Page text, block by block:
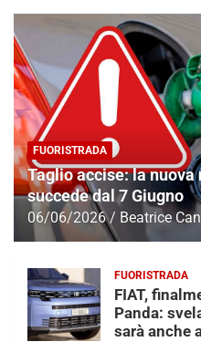
FUORISTRADA
Taglio accise: la nuova
succede dal 7 Giugno
06/06/2026 Beatrice
FUORISTRADA
FIAT,
Panda:
sarà anche